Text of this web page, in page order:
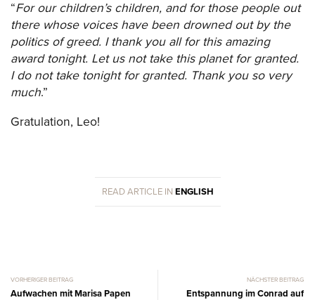
“For our children’s children, and for those people out
there whose voices have been drowned out by the
politics of greed. I thank you all for this amazing
award tonight. Let us not take this planet for granted.
I do not take tonight for granted. Thank you so very
much.”
Gratulation, Leo!
READ ARTICLE IN ENGLISH
VORHERIGER BEITRAG
Aufwachen mit Marisa Papen
NÄCHSTER BEITRAG
Entspannung im Conrad auf